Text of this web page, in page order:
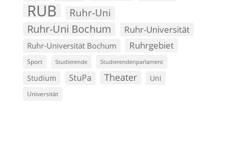
RUB Ruhr-Uni
Ruhr-Uni Bochum Ruhr-Universität
Ruhr-Universität Bochum Ruhrgebiet
Sport Studierende Studierendenparlament
Studium StuPa Theater Uni
Universität